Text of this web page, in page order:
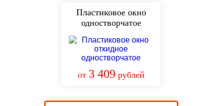
Пластиковое окно
одностворчатое
от 3 409 рублей